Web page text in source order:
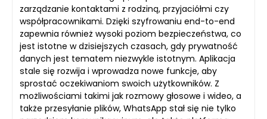
zarządzanie kontaktami z rodziną, przyjaciółmi czy
współpracownikami. Dzięki szyfrowaniu end-to-end
zapewnia również wysoki poziom bezpieczeństwa, co
jest istotne w dzisiejszych czasach, gdy prywatność
danych jest tematem niezwykle istotnym. Aplikacja
stale się rozwija i wprowadza nowe funkcje, aby
sprostać oczekiwaniom swoich użytkowników. Z
możliwościami takimi jak rozmowy głosowe i wideo, a
także przesyłanie plików, WhatsApp stał się nie tylko